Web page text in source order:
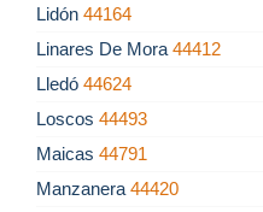
Lidón 44164
Linares De Mora 44412
Lledó 44624
Loscos 44493
Maicas 44791
Manzanera 44420